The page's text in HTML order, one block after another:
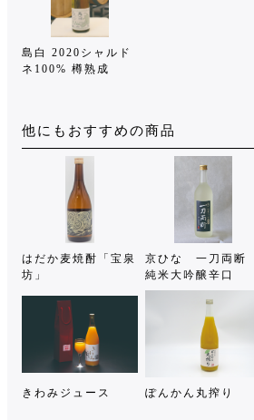
島白 2020シャルド
ネ100% 樽熟成
他にもおすすめの商品
はだか麦焼酎「宝泉
坊」
京ひな 一刀両断
純米大吟醸辛口
きわみジュース ぽんかん丸搾り